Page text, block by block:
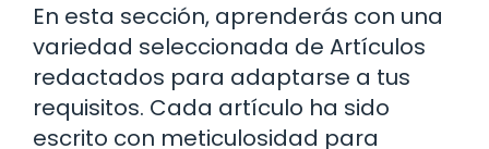
En esta sección, aprenderás con una
variedad seleccionada de Artículos
redactados para adaptarse a tus
requisitos. Cada artículo ha sido
escrito con meticulosidad para